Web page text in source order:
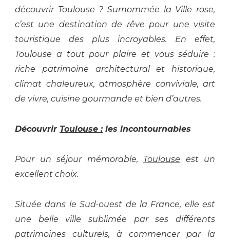
découvrirToulouse ? Surnommée la Ville rose,
c’est une destinationde rêve pour une visite
touristique des plus incroyables. En effet,
Toulouse a tout pour plaire et vous séduire :
riche patrimoine architectural et historique,
climat chaleureux, atmosphère conviviale, art
de vivre, cuisine gourmande et bien d’autres.
Découvrir Toulouse : les incontournables
Pour un séjour mémorable, Toulouse est un
excellent choix.
Située dans le Sud-ouest de la France, elle est
une belle ville sublimée par ses différents
patrimoines culturels, à commencer parla